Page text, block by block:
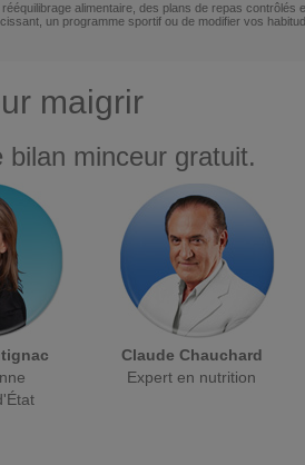
alimentaire, des plans de repas contrôlés
un programme sportif ou de modifier vos
maigrir
minceur gratuit.
Claude Chauchard
Expert en nutrition